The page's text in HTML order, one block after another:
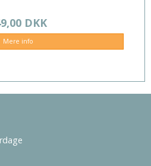
DKK
Mere info